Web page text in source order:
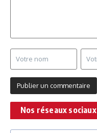
Nos réseaux sociaux